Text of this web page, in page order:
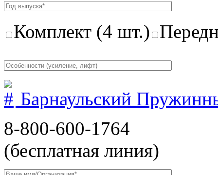
Комплект (4 шт.)
Барнаульский
8-800-600-1764
(бесплатная линия)